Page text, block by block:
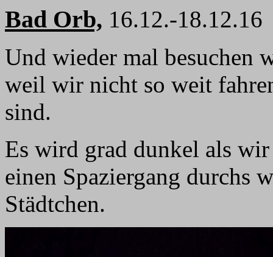
Bad Orb, 16.12.-18.12.16
Und wieder mal besuchen
weil wir nicht so weit
sind.
Es wird grad dunkel als
einen Spaziergang durchs
Städtchen.